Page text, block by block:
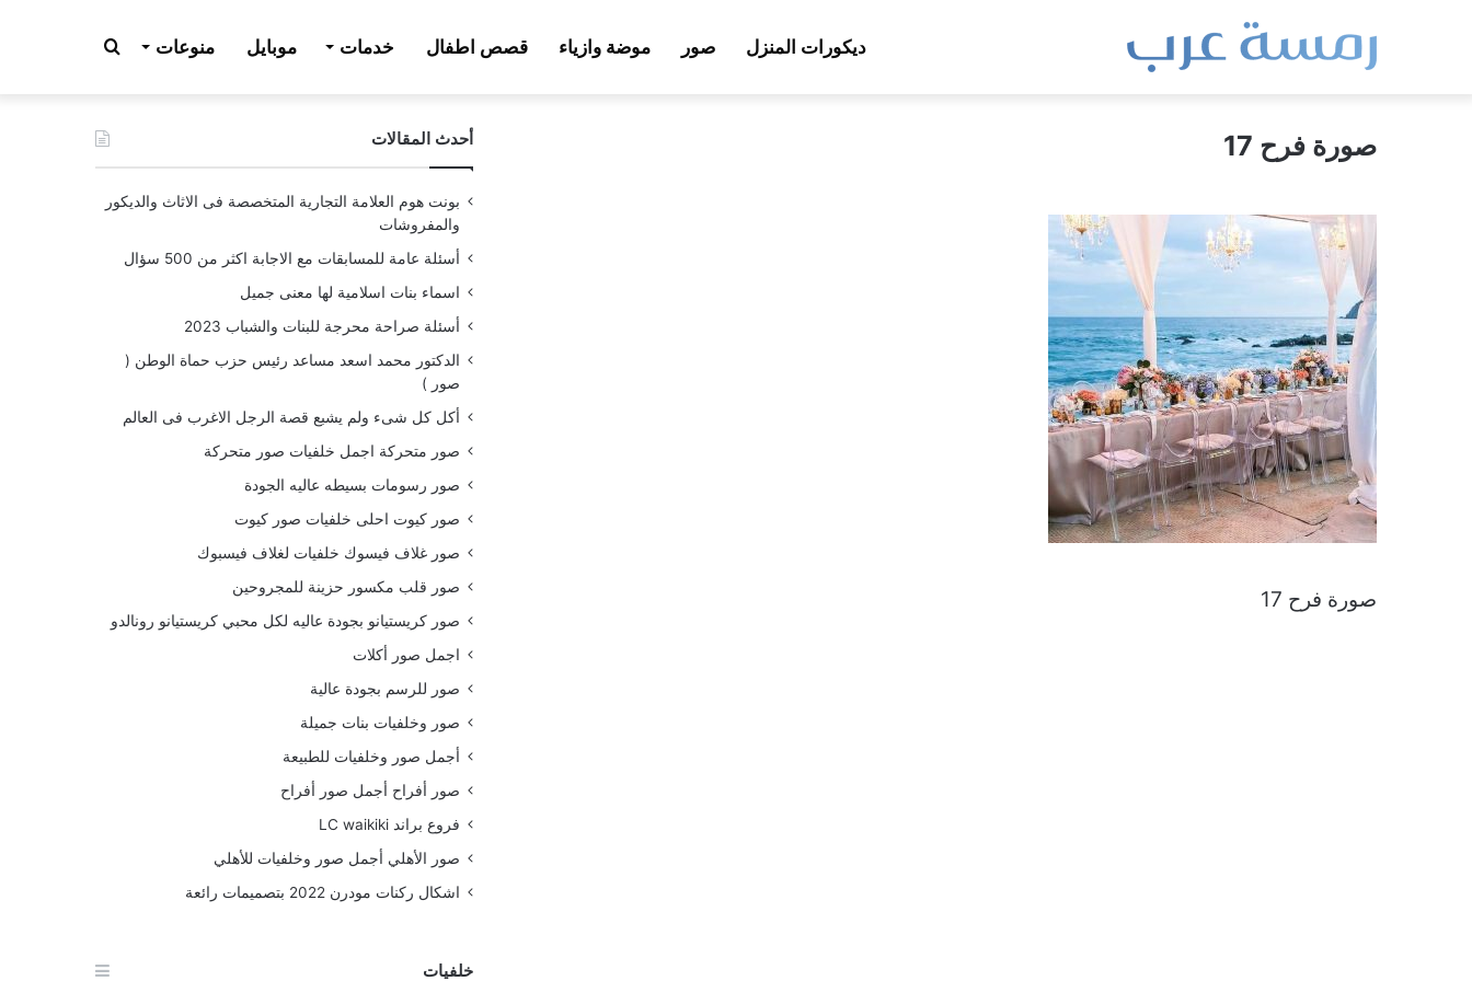
ديكورات المنزل صور موضة وازياء قصص اطفال خدمات موبايل منوعات بحث
عن صورة فرح 17
صورة فرح 17
أحدث المقالات
بونت هوم العلامة التجارية المتخصصة فى الاثاث والديكور
والمفروشات
أسئلة عامة للمسابقات مع الاجابة اكثر من 500 سؤال
اسماء بنات اسلامية لها معنى جميل
أسئلة صراحة محرجة للبنات والشباب 2023
الدكتور محمد اسعد مساعد رئيس حزب حماة الوطن (
صور )
أكل كل شىء ولم يشبع قصة الرجل الاغرب فى العالم
صور متحركة اجمل خلفيات صور متحركة
صور رسومات بسيطه عاليه الجودة
صور كيوت احلى خلفيات صور كيوت
صور غلاف فيسوك خلفيات لغلاف فيسبوك
صور قلب مكسور حزينة للمجروحين
صور كريستيانو بجودة عاليه لكل محبي كريستيانو رونالدو
اجمل صور أكلات
صور للرسم بجودة عالية
صور وخلفيات بنات جميلة
أجمل صور وخلفيات للطبيعة
صور أفراح أجمل صور أفراح
فروع براند LC waikiki
صور الأهلي أجمل صور وخلفيات للأهلي
اشكال ركنات مودرن 2022 بتصميمات رائعة
خلفيات